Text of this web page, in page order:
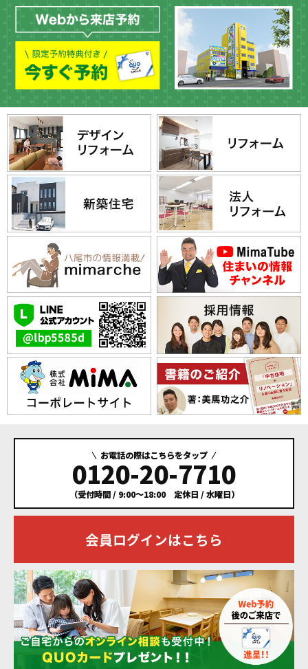
お電話の際はこちらをタップ
0120-20-7710
（受付時間 / 9:00～18:00 定休日 / 水曜日）
会員ログインはこちら